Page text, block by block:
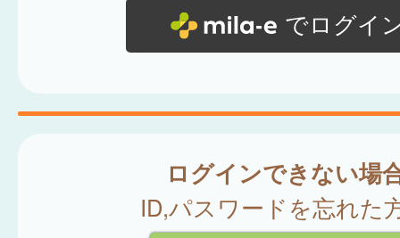
でログイ
ログインできない場
ID,パスワードを忘れた